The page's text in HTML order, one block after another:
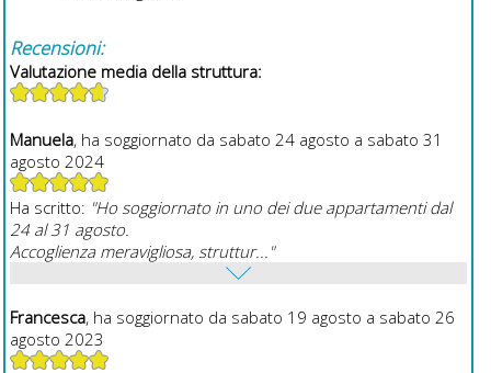
Recensioni:
Valutazione media della struttura:
Manuela, ha soggiornato da sabato 24 agosto a sabato 31
agosto 2024
Ha scritto: "Ho soggiornato in uno dei due appartamenti dal
24 al 31 agosto.
Accoglienza meravigliosa, struttur..."
Francesca, ha soggiornato da sabato 19 agosto a sabato 26
agosto 2023